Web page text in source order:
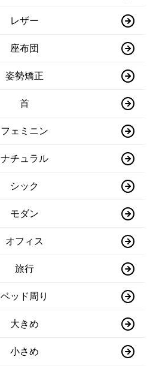
レザー
座布団
姿勢矯正
首
フェミニン
ナチュラル
シック
モダン
オフィス
旅行
ベッド周り
大きめ
小さめ